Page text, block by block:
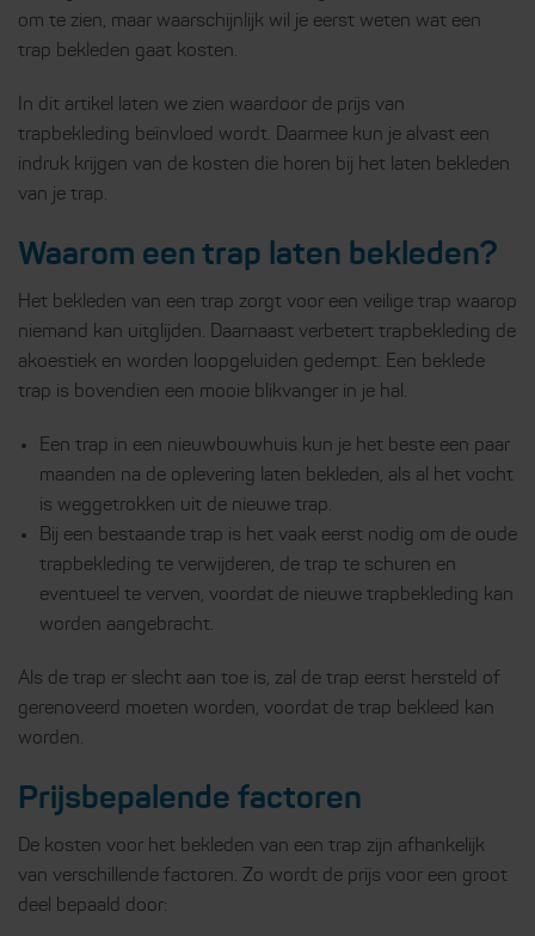
om te zien, maar waarschijnlijk wil je eerst weten wat een
trap bekleden gaat kosten.
In dit artikel laten we zien waardoor de prijs van
trapbekleding beïnvloed wordt. Daarmee kun je alvast een
indruk krijgen van de kosten die horen bij het laten bekleden
van je trap.
Waarom een trap laten bekleden?
Het bekleden van een trap zorgt voor een veilige trap waarop
niemand kan uitglijden. Daarnaast verbetert trapbekleding de
akoestiek en worden loopgeluiden gedempt. Een beklede
trap is bovendien een mooie blikvanger in je hal.
Een trap in een nieuwbouwhuis kun je het beste een paar
maanden na de oplevering laten bekleden, als al het vocht
is weggetrokken uit de nieuwe trap.
Bij een bestaande trap is het vaak eerst nodig om de oude
trapbekleding te verwijderen, de trap te schuren en
eventueel te verven, voordat de nieuwe trapbekleding kan
worden aangebracht.
Als de trap er slecht aan toe is, zal de trap eerst hersteld of
gerenoveerd moeten worden, voordat de trap bekleed kan
worden.
Prijsbepalende factoren
De kosten voor het bekleden van een trap zijn afhankelijk
van verschillende factoren. Zo wordt de prijs voor een groot
deel bepaald door: